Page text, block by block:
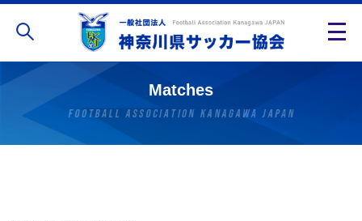
Matches